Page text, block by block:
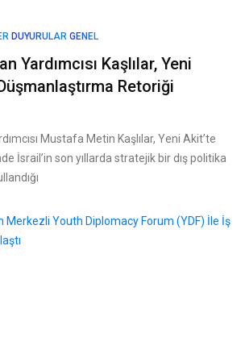
DUYURULAR GENEL
Yardımcısı Kaşlılar, Yeni
Retoriği
Mustafa Metin Kaşlılar, Yeni Akit’te
İsrail’in son yıllarda stratejik bir dış politika